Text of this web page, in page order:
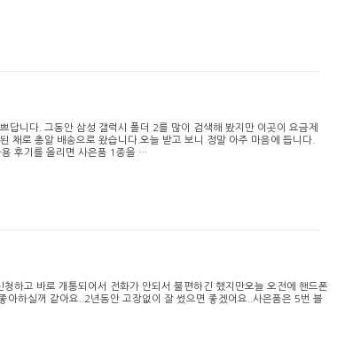
니다. 그동안 삼성 갤럭시 폴더 2를 많이 검색해 봤지만 이곳이 요금제
채로 총알 배송으로 왔습니다.오늘 받고 보니 정말 아주 마음에 듭니다.
후기를 올리면 사은품 1종을 …
하고 바로 개통되어서 전화가 안되서 불편하긴 했지만오늘 오전에 핸드폰
하실꺼 같아요..2년동안 고장없이 잘 썼으면 좋겠어요..사은품은 5번 블